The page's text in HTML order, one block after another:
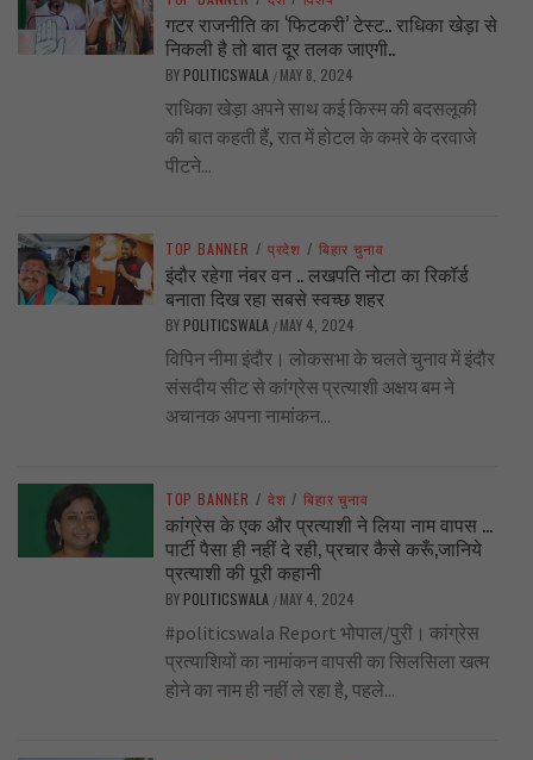
गटर राजनीति का ‘फिटकरी’ टेस्ट.. राधिका खेड़ा से
निकली है तो बात दूर तलक जाएगी..
BY POLITICSWALA / MAY 8, 2024
राधिका खेड़ा अपने साथ कई किस्म की बदसलूकी
की बात कहती हैं, रात में होटल के कमरे के दरवाजे
पीटने...
TOP BANNER / प्रदेश / बिहार चुनाव
इंदौर रहेगा नंबर वन .. लखपति नोटा का रिकॉर्ड
बनाता दिख रहा सबसे स्वच्छ शहर
BY POLITICSWALA / MAY 4, 2024
विपिन नीमा इंदौर। लोकसभा के चलते चुनाव में इंदौर
संसदीय सीट से कांग्रेस प्रत्याशी अक्षय बम ने
अचानक अपना नामांकन...
TOP BANNER / देश / बिहार चुनाव
कांग्रेस के एक और प्रत्याशी ने लिया नाम वापस …
पार्टी पैसा ही नहीं दे रही, प्रचार कैसे करूँ,जानिये
प्रत्याशी की पूरी कहानी
BY POLITICSWALA / MAY 4, 2024
#politicswala Report भोपाल/पुरी। कांग्रेस
प्रत्याशियों का नामांकन वापसी का सिलसिला खत्म
होने का नाम ही नहीं ले रहा है, पहले...